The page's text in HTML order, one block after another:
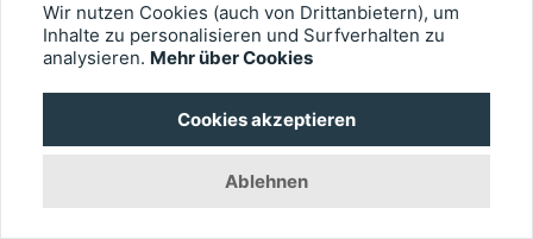
Wir nutzen Cookies (auch von Drittanbietern), um
Inhalte zu personalisieren und Surfverhalten zu
analysieren. Mehr über Cookies
Cookies akzeptieren
Ablehnen